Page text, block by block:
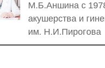
М.Б.Аншина с
акушерства и
им. Н.И.Пирогова